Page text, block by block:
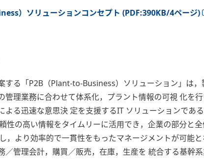
）ソリューションコンセプト (PDF:390KB/4ページ)
する「P2B（Plant-to-Business）ソリューション」は，
理業務に合わせて体系化，プラント情報の可視 化を
よる迅速な意思決 定を支援するIT ソリューションであ
性の高い情報をタイムリーに活用でき，企業の部分と
，より効率的で一貫性をもったマネージメントが可能
管理会計，購買／販売，在庫，生産を 統合する基幹